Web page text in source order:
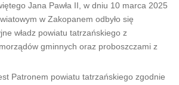
Jana Pawła II, w dniu 10 marca 2025
w Zakopanem odbyło się
władz powiatu tatrzańskiego z
gminnych oraz proboszczami z
Patronem powiatu tatrzańskiego zgodnie